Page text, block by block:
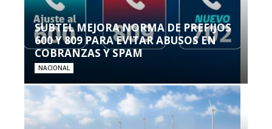
SUBTEL MEJORA NORMA DE PREFIJOS
600 Y 809 PARA EVITAR ABUSOS EN
COBRANZAS Y SPAM
NACIONAL